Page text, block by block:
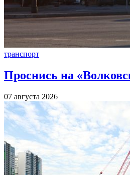
транспорт
Проснись на
07 августа 2026